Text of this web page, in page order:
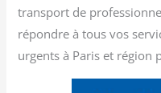
transport de
répondre à tous vos
urgents à Paris et région